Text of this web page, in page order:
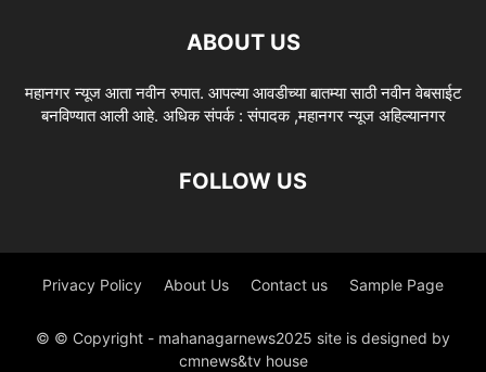
ABOUT US
महानगर न्यूज आता नवीन रुपात. आपल्या आवडीच्या बातम्या साठी नवीन वेबसाईट
बनविण्यात आली आहे. अधिक संपर्क : संपादक ,महानगर न्यूज अहिल्यानगर
FOLLOW US
Privacy Policy About Us Contact us Sample Page
© © Copyright - mahanagarnews2025 site is designed by
cmnews&tv house